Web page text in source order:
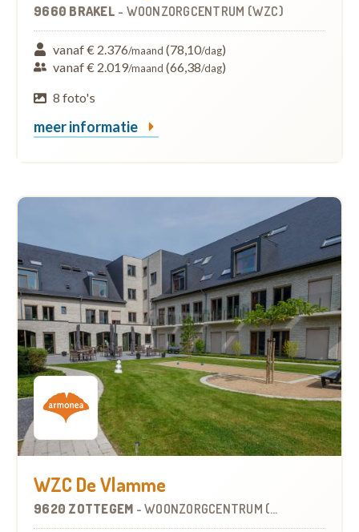
9660 BRAKEL - WOONZORGCENTRUM (WZC)
vanaf € 2.376/maand (78,10/dag)
vanaf € 2.019/maand (66,38/dag)
8 foto's
meer informatie
WZC De Vlamme
9620 ZOTTEGEM - WOONZORGCENTRUM (WZC)